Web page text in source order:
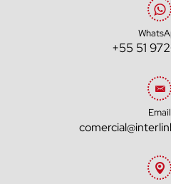
+55 51
Email